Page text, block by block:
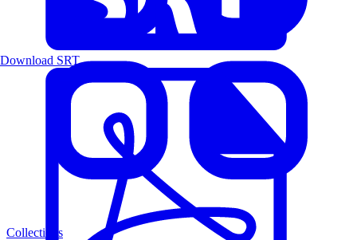
Collections
Download SRT